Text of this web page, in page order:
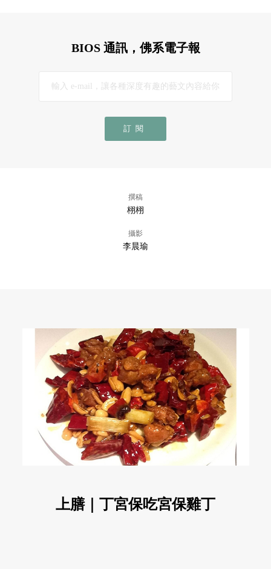
BIOS 通訊，佛系電子報
訂閱
撰稿
栩栩
攝影
李晨瑜
上膳｜丁宮保吃宮保雞丁